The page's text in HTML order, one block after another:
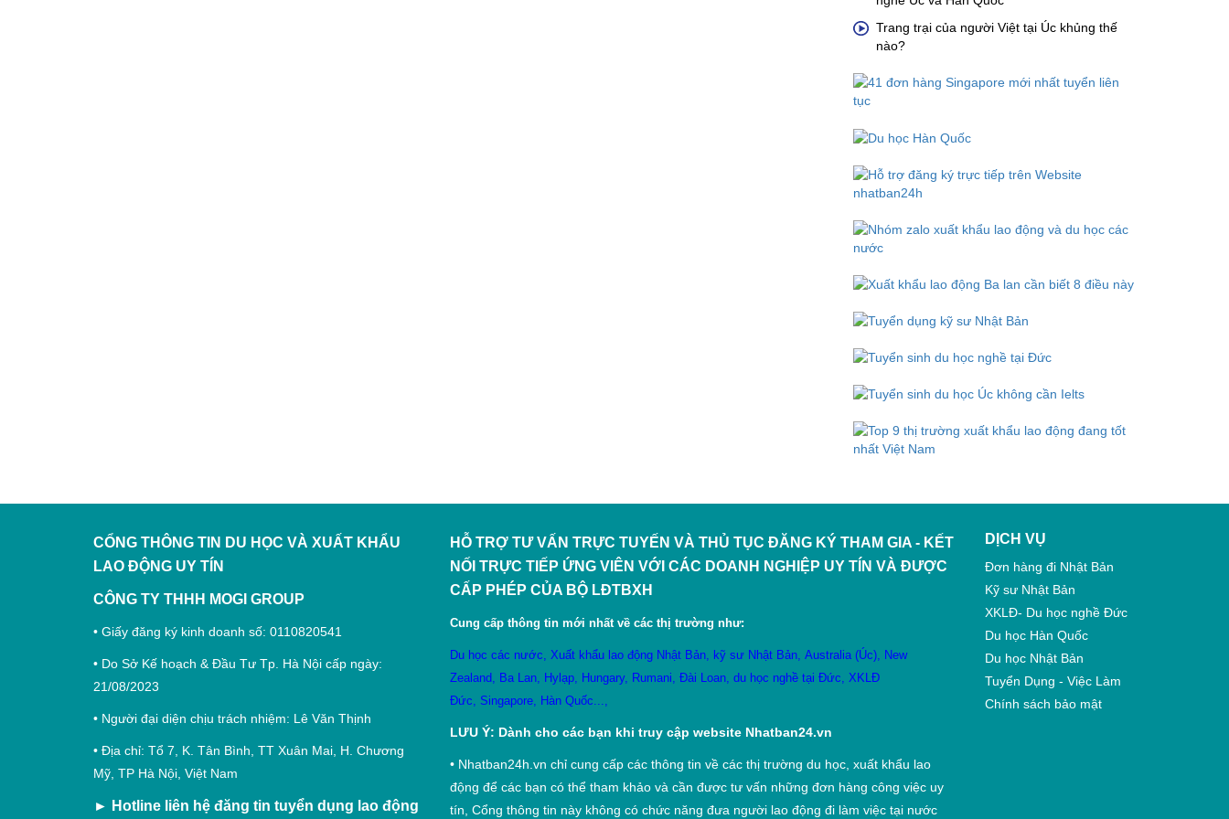
Trang trại của người Việt tại Úc khủng thế
nào?
CỔNG THÔNG TIN DU HỌC VÀ XUẤT KHẨU
LAO ĐỘNG UY TÍN
CÔNG TY THHH MOGI GROUP
• Giấy đăng ký kinh doanh số: 0110820541
• Do Sở Kế hoạch & Đầu Tư Tp. Hà Nội cấp ngày:
21/08/2023
• Người đại diện chịu trách nhiệm: Lê Văn Thịnh
• Địa chỉ: Tổ 7, K. Tân Bình, TT Xuân Mai, H. Chương
Mỹ, TP Hà Nội, Việt Nam
► Hotline liên hệ đăng tin tuyển dụng lao động
HỖ TRỢ TƯ VẤN TRỰC TUYẾN VÀ THỦ TỤC ĐĂNG KÝ THAM GIA - KẾT
NỐI TRỰC TIẾP ỨNG VIÊN VỚI CÁC DOANH NGHIỆP UY TÍN VÀ ĐƯỢC
CẤP PHÉP CỦA BỘ LĐTBXH
Cung cấp thông tin mới nhất về các thị trường như:
Du học các nước, Xuất khẩu lao động Nhật Bản, kỹ sư Nhật Bản, Australia (Úc), New
Zealand, Ba Lan, Hylạp, Hungary, Rumani, Đài Loan, du học nghề tại Đức, XKLĐ
Đức, Singapore, Hàn Quốc...,
LƯU Ý: Dành cho các bạn khi truy cập website Nhatban24.vn
• Nhatban24h.vn chỉ cung cấp các thông tin về các thị trường du học, xuất khẩu lao
động để các bạn có thể tham khảo và cần được tư vấn những đơn hàng công việc uy
tín, Cổng thông tin này không có chức năng đưa người lao động đi làm việc tại nước
DỊCH VỤ
Đơn hàng đi Nhật Bản
Kỹ sư Nhật Bản
XKLĐ- Du học nghề Đức
Du học Hàn Quốc
Du học Nhật Bản
Tuyển Dụng - Việc Làm
Chính sách bảo mật